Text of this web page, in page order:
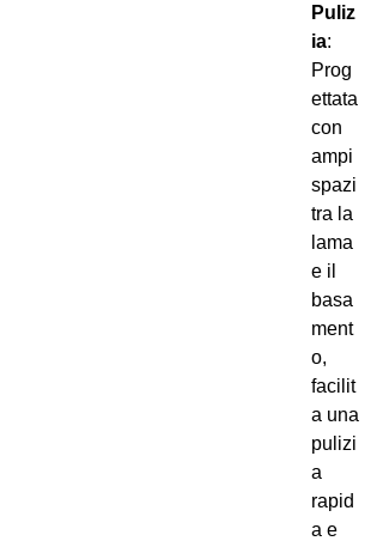
Puliz
ia:
Prog
ettata
con
ampi
spazi
tra la
lama
e il
basa
ment
o,
facilit
a una
pulizi
a
rapid
a e